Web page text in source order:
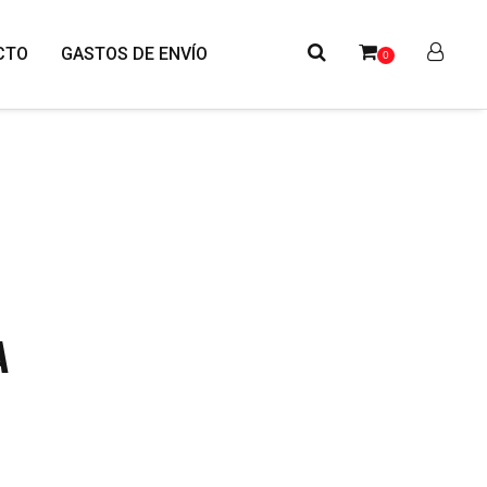
GASTOS DE ENVÍO 0